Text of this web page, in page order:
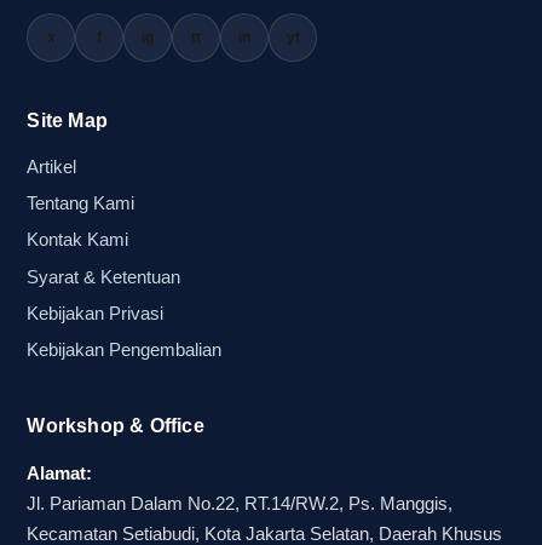
x f ig tt in yt
Site Map
Artikel
Tentang Kami
Kontak Kami
Syarat & Ketentuan
Kebijakan Privasi
Kebijakan Pengembalian
Workshop & Office
Alamat:
Jl. Pariaman Dalam No.22, RT.14/RW.2, Ps. Manggis,
Kecamatan Setiabudi, Kota Jakarta Selatan, Daerah Khusus